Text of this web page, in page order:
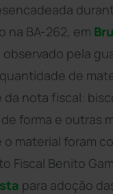
na BA-262, em
pela
de
da nota fiscal:
forma e outras
o material foram
Fiscal Benito
para adoção